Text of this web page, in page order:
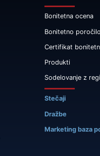
Bonitetna ocena
Bonitetno poročilo
Certifikat
Produkti
Sodelovanje z
Stečaji
Dražbe
Marketing baza